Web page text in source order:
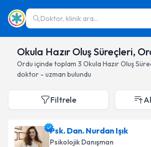
Doktor, klinik ara...
Okula Hazır Oluş Süreçleri,
Ordu içinde toplam 3 Okula Hazır Oluş
doktor - uzman bulundu
Filtrele
Psk. Dan. Nurdan Işık
Psikolojik Danışman